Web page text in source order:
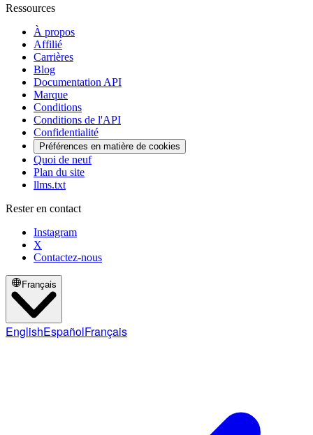
Ressources
À propos
Affilié
Carrières
Blog
Documentation API
Marque
Conditions
Conditions de l'API
Confidentialité
Préférences en matière de cookies
Quoi de neuf
Plan du site
llms.txt
Rester en contact
Instagram
X
Contactez-nous
Français
EnglishEspañolFrançais